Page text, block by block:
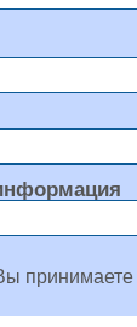
принимаете